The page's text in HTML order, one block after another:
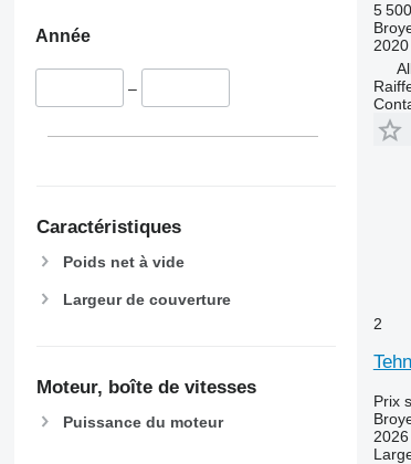
Année
–
Caractéristiques
Poids net à vide
Largeur de couverture
Moteur, boîte de vitesses
Puissance du moteur
5
2020
2
Prix
2026